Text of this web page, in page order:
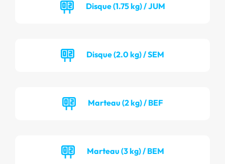
Disque (1.75 kg) / JUM
Disque (2.0 kg) / SEM
Marteau (2 kg) / BEF
Marteau (3 kg) / BEM